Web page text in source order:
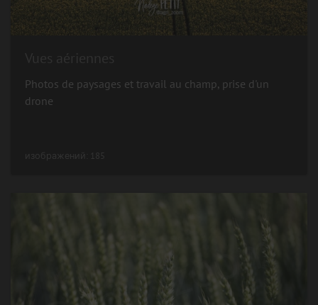
Photos de paysages et travail au champ, prise d'un
drone
изображений: 185